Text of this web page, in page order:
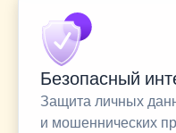
Безопасный
Защита личных
и мошеннических